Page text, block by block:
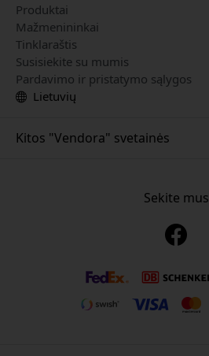
Produktai
Mažmenininkai
Tinklaraštis
Susisiekite su mumis
Pardavimo ir pristatymo sąlygos
Lietuvių
Kitos "Vendora" svetainės
www.myfirst.se
Sekite mus